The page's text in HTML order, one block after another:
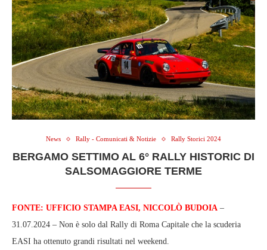
News Rally - Comunicati & Notizie Rally Storici 2024
BERGAMO SETTIMO AL 6° RALLY HISTORIC DI
SALSOMAGGIORE TERME
FONTE: UFFICIO STAMPA EASI, NICCOLÒ BUDOIA –
31.07.2024 – Non è solo dal Rally di Roma Capitale che la scuderia
EASI ha ottenuto grandi risultati nel weekend.